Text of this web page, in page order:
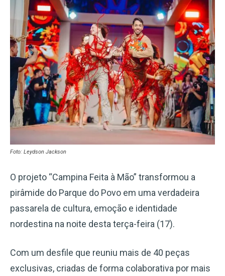
Foto: Leydson Jackson
O projeto “Campina Feita à Mão” transformou a
pirâmide do Parque do Povo em uma verdadeira
passarela de cultura, emoção e identidade
nordestina na noite desta terça-feira (17).
Com um desfile que reuniu mais de 40 peças
exclusivas, criadas de forma colaborativa por mais